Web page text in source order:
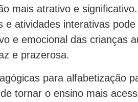
mais atrativo e
e atividades interativas
e emocional das crianças
e prazerosa.
para alfabetização
tornar o ensino mais